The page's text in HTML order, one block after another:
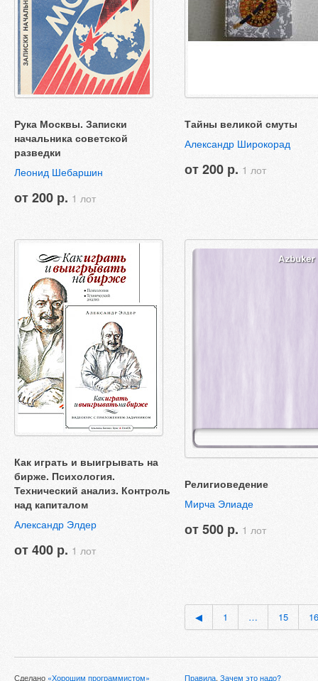
Рука Москвы. Записки
начальника советской
разведки
Леонид Шебаршин
от 200 р. 1 лот
Тайны великой смуты
Александр Широкорад
от 200 р. 1 лот
Как играть и выигрывать на
бирже. Психология.
Технический анализ. Контроль
над капиталом
Александр Элдер
от 400 р. 1 лот
Религиоведение
Мирча Элиаде
от 500 р. 1 лот
◀ 1 … 15 16
Сделано «Хорошим программистом» Правила, Зачем это надо?